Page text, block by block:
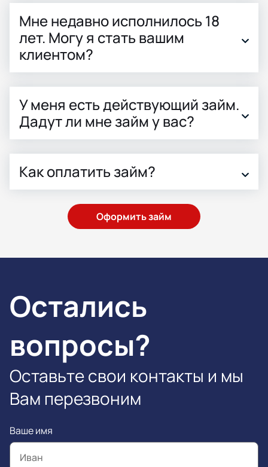
Мне недавно исполнилось 18
лет. Могу я стать вашим
клиентом?
У меня есть действующий займ.
Дадут ли мне займ у вас?
Как оплатить займ?
Оформить займ
Остались
вопросы?
Оставьте свои контакты и мы
Вам перезвоним
Ваше имя